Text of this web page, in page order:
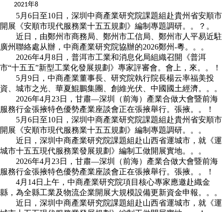
2021年8
5月6日至10日，深圳中商產業研究院課題組赴貴州省安順市
開展《安順市現代服務業十五五規劃》編制專題調研。。？。
近日，由鄭州市商務局、鄭州市工信局、鄭州市人平易近駐
廣州聯絡處从辦，中商產業研究院協辦的2026鄭州-粵。。。
2026年4月8日，普洱市工業和消息化局組織召開《普洱
市“十五五”新型工業化發展規劃》專家評審會。會上，來。。！
5月9日，中商產業董事長、研究院執行院長楊云率福美投
資、城市之光、華夏鯤鵬集團、創維光伏、中國國土經濟。。。
2026年4月23日，甘肅—深圳（前海）產業合做大會暨前海
服務行金張掖特色優勢產業座談會正在張掖舉行。張掖。。！
5月6日至10日，深圳中商產業研究院課題組赴貴州省安順市
開展《安順市現代服務業十五五規劃》編制專題調研。。。
近日，深圳中商產業研究院課題組赴山西省運城市，就《運
城市十五五現代服務業發展規劃》編制工做開展實地。。。
2026年4月23日，甘肅—深圳（前海）產業合做大會暨前海
服務行金張掖特色優勢產業座談會正在張掖舉行。張掖。。！
4月14日上午，中商產業研究院項目核心專家應邀赴織金
縣，為全縣工業及物流企業開展大規模設備更新資金申報。。。
近日，深圳中商產業研究院課題組赴山西省運城市，就《運